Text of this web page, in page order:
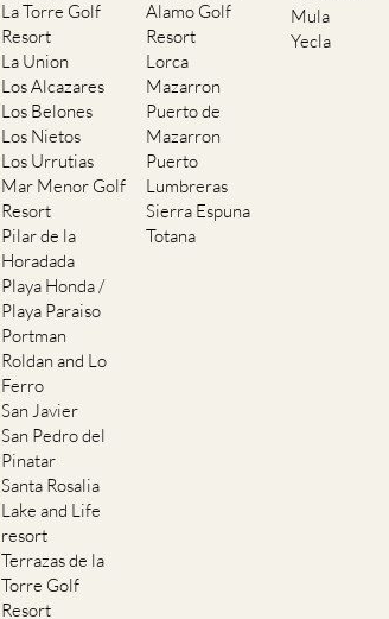
La Torre Golf
Resort
La Union
Los Alcazares
Los Belones
Los Nietos
Los Urrutias
Mar Menor Golf
Resort
Pilar de la
Horadada
Playa Honda /
Playa Paraiso
Portman
Roldan and Lo
Ferro
San Javier
San Pedro del
Pinatar
Santa Rosalia
Lake and Life
resort
Terrazas de la
Torre Golf
Resort
Alamo Golf
Resort
Lorca
Mazarron
Puerto de
Mazarron
Puerto
Lumbreras
Sierra Espuna
Totana
Mula
Yecla